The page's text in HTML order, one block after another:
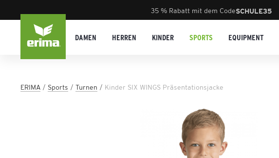
35 % Rabatt mit dem CodeSCHULE35
DAMEN HERREN KINDER SPORTS EQUIPMENT
ERIMA Sports Turnen Kinder SIX WINGS Präsentationsjacke